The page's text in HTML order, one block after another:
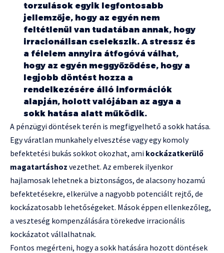
torzulások egyik legfontosabb
jellemzője, hogy az egyén nem
feltétlenül van tudatában annak, hogy
irracionálisan cselekszik. A stressz és
a félelem annyira átfogóvá válhat,
hogy az egyén meggyőződése, hogy a
legjobb döntést hozza a
rendelkezésére álló információk
alapján, holott valójában az agya a
sokk hatása alatt működik.
A pénzügyi döntések terén is megfigyelhető a sokk hatása.
Egy váratlan munkahely elvesztése vagy egy komoly
befektetési bukás sokkot okozhat, ami kockázatkerülő
magatartáshoz vezethet. Az emberek ilyenkor
hajlamosak lehetnek a biztonságos, de alacsony hozamú
befektetésekre, elkerülve a nagyobb potenciált rejtő, de
kockázatosabb lehetőségeket. Mások éppen ellenkezőleg,
a veszteség kompenzálására törekedve irracionális
kockázatot vállalhatnak.
Fontos megérteni, hogy a sokk hatására hozott döntések